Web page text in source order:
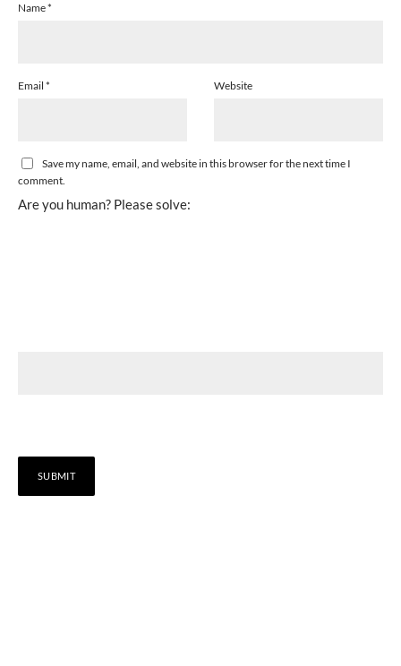
Name*
Email * Website
Save my name, email, and website in this browser for the next time I
comment.
Are you human? Please solve: